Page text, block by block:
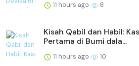
11 hours ago 8
Kisah Qabil dan Habil:
Pertama di Bumi dala...
11 hours ago 10